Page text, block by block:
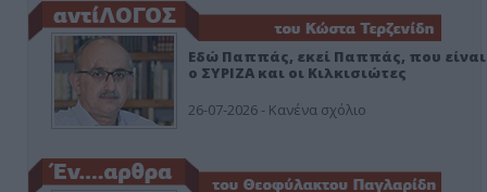
Εδώ Παππάς, εκεί Παππάς, που είναι
ο ΣΥΡΙΖΑ και οι Κιλκισιώτες
26-07-2026 - Κανένα σχόλιο